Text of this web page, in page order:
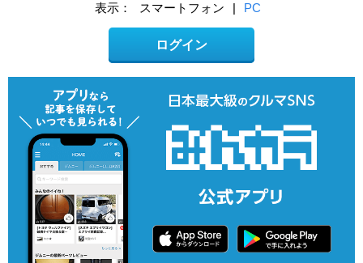
表示： スマートフォン | PC
ログイン